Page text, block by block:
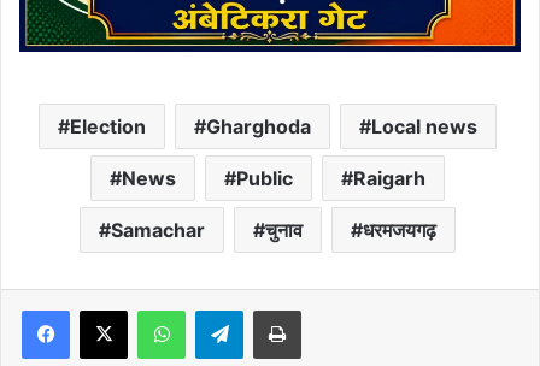
Election Gharghoda Local news
News Public Raigarh
Samachar चुनाव धरमजयगढ़
Facebook
X WhatsAppTelegramPrint